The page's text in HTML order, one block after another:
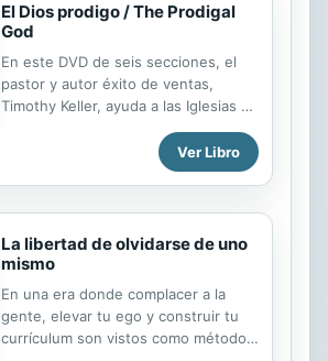
El Dios prodigo / The Prodigal
God
En este DVD de seis secciones, el
pastor y autor éxito de ventas,
Timothy Keller, ayuda a las Iglesias y
profundidades de la parábola más
conocida de Jesús para explorar los
menor, el hijo mayor y el padre, el
cual su derroche de amor sobrepasa
las expectativas de sus hijos.
Ver Libro
La libertad de olvidarse de uno
mismo
En una era donde complacer a la
gente, elevar tu ego y construir tu
currículum son vistos como métodos